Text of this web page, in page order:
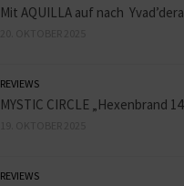
Mit AQUILLA auf nach
REVIEWS
MYSTIC CIRCLE „Hexenbrand
REVIEWS